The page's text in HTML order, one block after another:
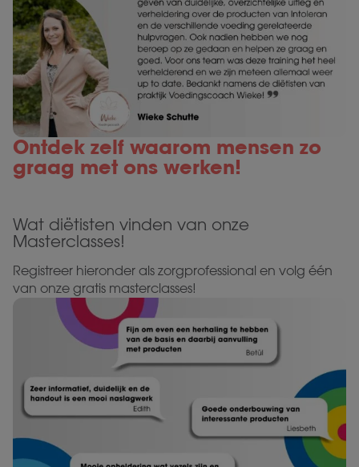
Ontdek zelf waarom mensen zo
graag met ons werken!
Wat diëtisten vinden van onze
Masterclasses!
Registreer hieronder als zorgprofessional en volg één
van onze gratis masterclasses!